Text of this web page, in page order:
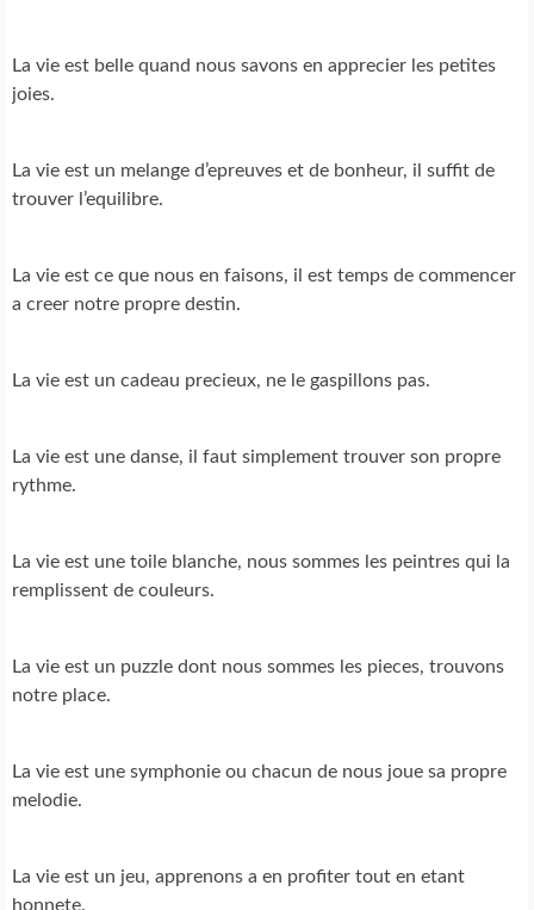
La vie est belle quand nous savons en apprecier les petites
joies.
La vie est un melange d’epreuves et de bonheur, il suffit de
trouver l’equilibre.
La vie est ce que nous en faisons, il est temps de commencer
a creer notre propre destin.
La vie est un cadeau precieux, ne le gaspillons pas.
La vie est une danse, il faut simplement trouver son propre
rythme.
La vie est une toile blanche, nous sommes les peintres qui la
remplissent de couleurs.
La vie est un puzzle dont nous sommes les pieces, trouvons
notre place.
La vie est une symphonie ou chacun de nous joue sa propre
melodie.
La vie est un jeu, apprenons a en profiter tout en etant
honnete.